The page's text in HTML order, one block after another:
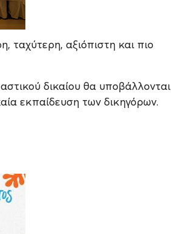
ταχύτερη, αξιόπιστη και πιο
δικαίου θα υποβάλλονται
εκπαίδευση των δικηγόρων.